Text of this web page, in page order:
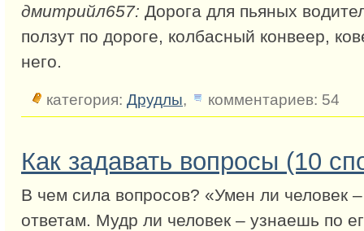
дмитрийл657: Дорога для пьяных
ползут по дороге, колбасный конвеер,
него.
категория: Друдлы, комментариев: 54
Как задавать вопросы (10
В чем сила вопросов? «Умен ли человек
ответам. Мудр ли человек – узнаешь по